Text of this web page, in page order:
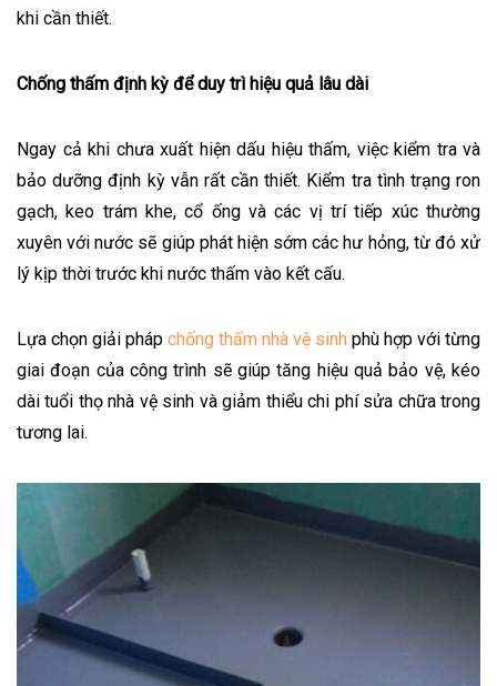
khi cần thiết.
Chống thấm định kỳ để duy trì hiệu quả lâu dài
Ngay cả khi chưa xuất hiện dấu hiệu thấm, việc kiểm tra và
bảo dưỡng định kỳ vẫn rất cần thiết. Kiểm tra tình trạng ron
gạch, keo trám khe, cổ ống và các vị trí tiếp xúc thường
xuyên với nước sẽ giúp phát hiện sớm các hư hỏng, từ đó xử
lý kịp thời trước khi nước thấm vào kết cấu.
Lựa chọn giải pháp chống thấm nhà vệ sinh phù hợp với từng
giai đoạn của công trình sẽ giúp tăng hiệu quả bảo vệ, kéo
dài tuổi thọ nhà vệ sinh và giảm thiểu chi phí sửa chữa trong
tương lai.